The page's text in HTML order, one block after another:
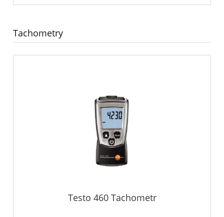
Tachometry
Testo 460 Tachometr